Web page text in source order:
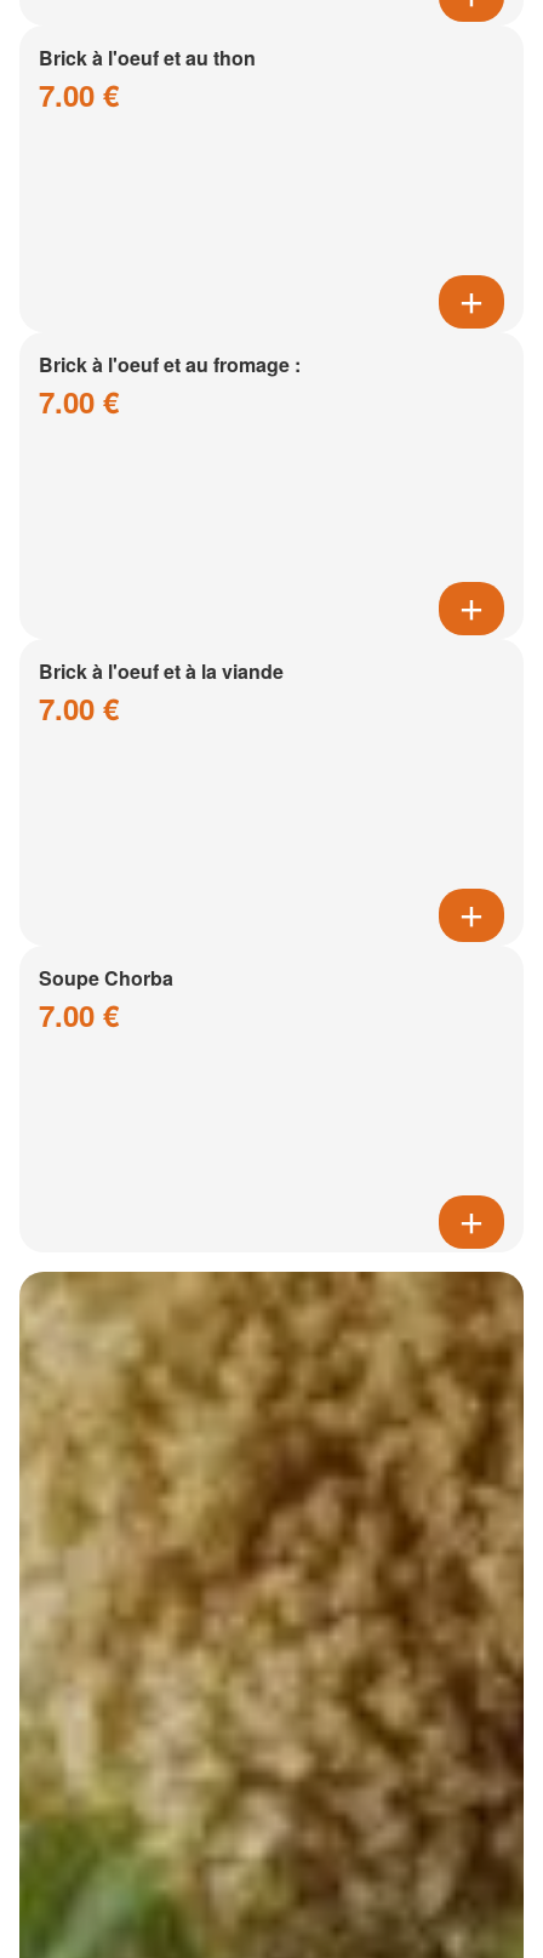
Brick à l'oeuf et au thon
7.00 €
Brick à l'oeuf et au fromage :
7.00 €
Brick à l'oeuf et à la viande
7.00 €
Soupe Chorba
7.00 €